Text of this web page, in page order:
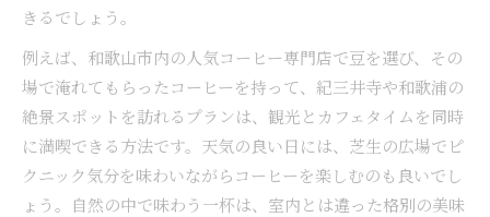
きるでしょう。
例えば、和歌山市内の人気コーヒー専門店で豆を選び、その
場で淹れてもらったコーヒーを持って、紀三井寺や和歌浦の
絶景スポットを訪れるプランは、観光とカフェタイムを同時
に満喫できる方法です。天気の良い日には、芝生の広場でピ
クニック気分を味わいながらコーヒーを楽しむのも良いでし
ょう。自然の中で味わう一杯は、室内とは違った格別の美味